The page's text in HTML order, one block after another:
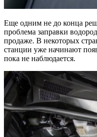
Еще одним не до конца
проблема заправки
продаже. В некоторых
станции уже начинают
пока не наблюдается.